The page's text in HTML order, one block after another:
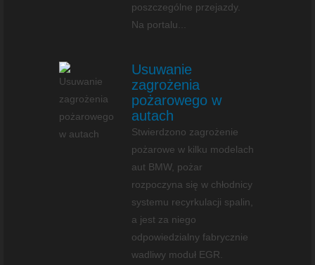
poszczególne przejazdy.
Na portalu...
Usuwanie
zagrożenia
pożarowego w
autach
Stwierdzono zagrożenie
pożarowe w kilku modelach
aut BMW, pożar
rozpoczyna się w chłodnicy
systemu recyrkulacji spalin,
a jest za niego
odpowiedzialny fabrycznie
wadliwy moduł EGR.